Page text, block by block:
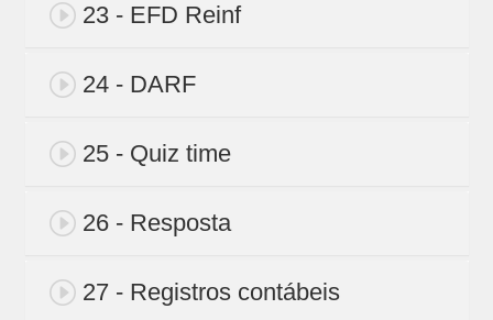
23 - EFD Reinf
24 - DARF
25 - Quiz time
26 - Resposta
27 - Registros contábeis